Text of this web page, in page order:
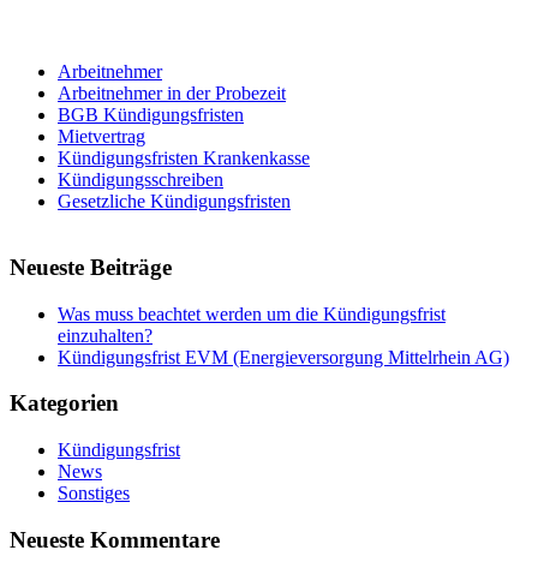
Arbeitnehmer
Arbeitnehmer in der Probezeit
BGB Kündigungsfristen
Mietvertrag
Kündigungsfristen Krankenkasse
Kündigungsschreiben
Gesetzliche Kündigungsfristen
Neueste Beiträge
Was muss beachtet werden um die Kündigungsfrist
einzuhalten?
Kündigungsfrist EVM (Energieversorgung Mittelrhein AG)
Kategorien
Kündigungsfrist
News
Sonstiges
Neueste Kommentare